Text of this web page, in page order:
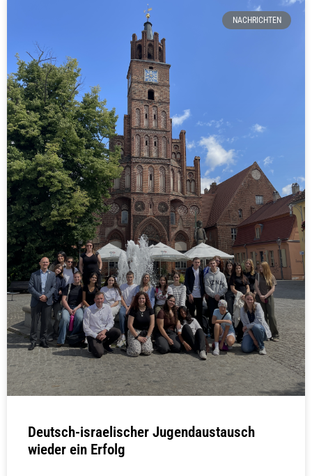
NACHRICHTEN
Deutsch-israelischer Jugendaustausch
wieder ein Erfolg